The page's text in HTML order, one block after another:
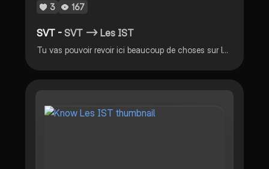
3 167
SVT -SVT —-> Les IST
Tu vas pouvoir revoir ici beaucoup de choses sur les IST (vocabulaire + schéma + graphique + dessin)